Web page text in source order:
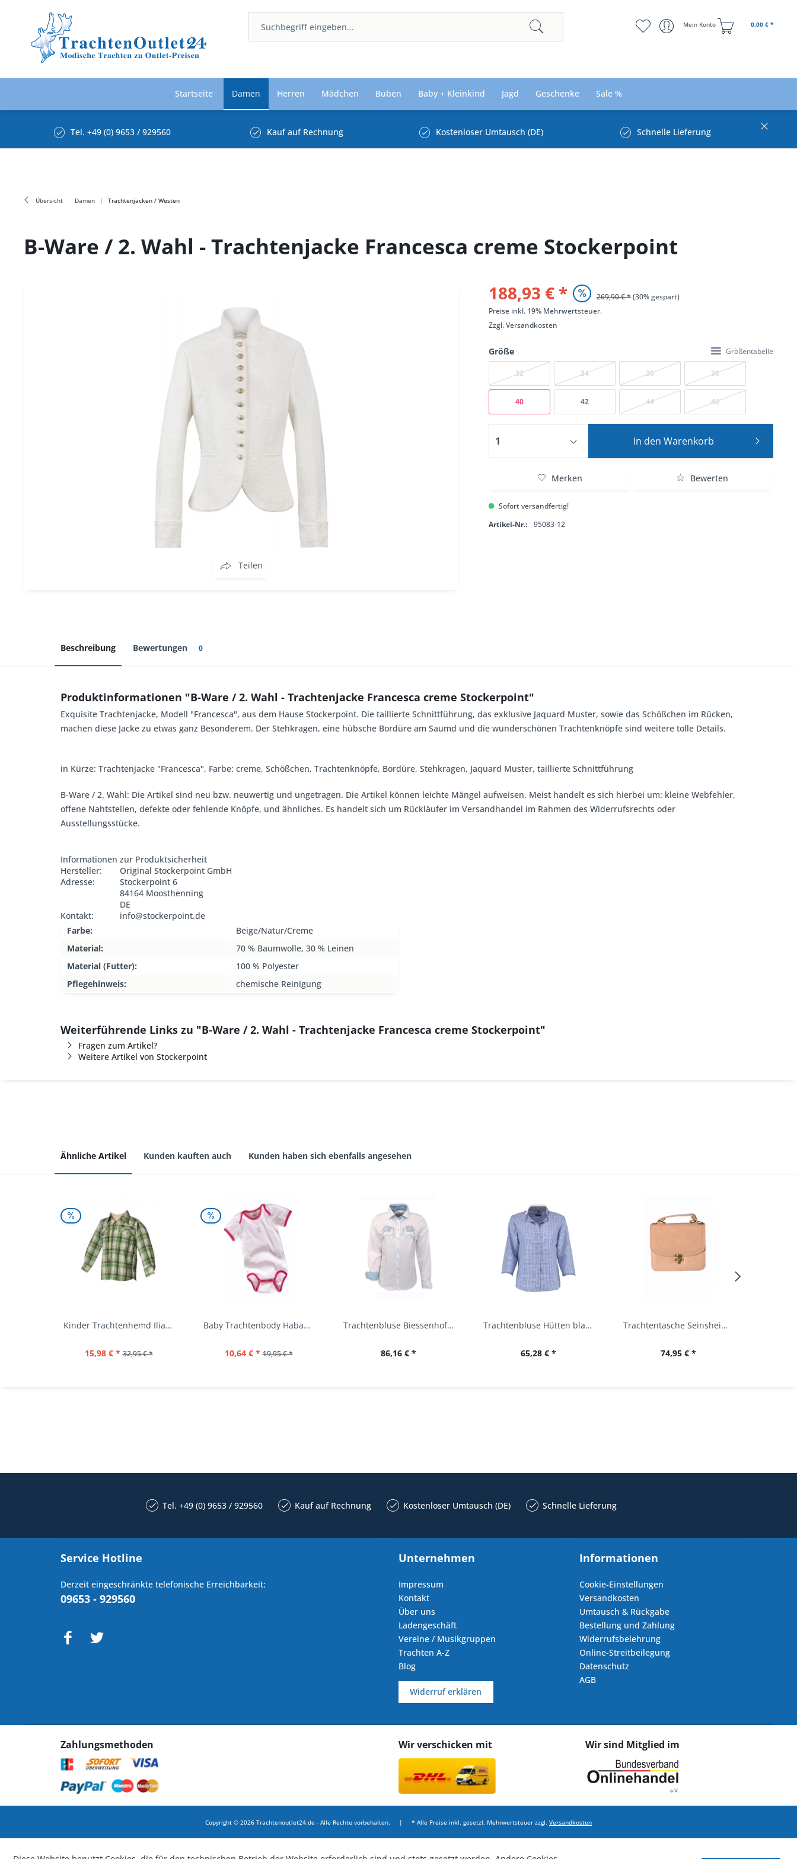
Mein Konto 0,00 € *
Startseite Damen Herren Mädchen Buben Baby + Kleinkind Jagd Geschenke Sale %
Tel. +49 (0) 9653 / 929560 Kauf auf Rechnung Kostenloser Umtausch (DE) Schnelle Lieferung
Übersicht Damen Trachtenjacken / Westen
B-Ware / 2. Wahl - Trachtenjacke Francesca creme Stockerpoint
Teilen
188,93 € * 269,90 € *(30% gespart)
Preise inkl. 19% Mehrwertsteuer.
Zzgl.Versandkosten
Größe Größentabelle
32 34 36 38
40 42 44 46
In den Warenkorb
Merken Bewerten
Sofort versandfertig!
Artikel-Nr.:
95083-12
Beschreibung Bewertungen 0
Produktinformationen "B-Ware / 2. Wahl - Trachtenjacke Francesca creme Stockerpoint"
Exquisite Trachtenjacke, Modell "Francesca", aus dem Hause Stockerpoint. Die taillierte Schnittführung, das exklusive Jaquard Muster, sowie das Schößchen im Rücken,
machen diese Jacke zu etwas ganz Besonderem. Der Stehkragen, eine hübsche Bordüre am Saumd und die wunderschönen Trachtenknöpfe sind weitere tolle Details.
in Kürze: Trachtenjacke "Francesca", Farbe: creme, Schößchen, Trachtenknöpfe, Bordüre, Stehkragen, Jaquard Muster, taillierte Schnittführung
B-Ware / 2. Wahl: Die Artikel sind neu bzw. neuwertig und ungetragen. Die Artikel können leichte Mängel aufweisen. Meist handelt es sich hierbei um: kleine Webfehler,
offene Nahtstellen, defekte oder fehlende Knöpfe, und ähnliches. Es handelt sich um Rückläufer im Versandhandel im Rahmen des Widerrufsrechts oder
Ausstellungsstücke.
Informationen zur Produktsicherheit
Hersteller:
Original Stockerpoint GmbH
Adresse:
Stockerpoint 6
84164 Moosthenning
DE
Kontakt:
info@stockerpoint.de
Farbe:
Beige/Natur/Creme
Material:
70 % Baumwolle, 30 % Leinen
Material (Futter):
100 % Polyester
Pflegehinweis:
chemische Reinigung
Weiterführende Links zu "B-Ware / 2. Wahl - Trachtenjacke Francesca creme Stockerpoint"
Fragen zum Artikel?
Weitere Artikel von Stockerpoint
Ähnliche Artikel Kunden kauften auch Kunden haben sich ebenfalls angesehen
Kinder Trachtenhemd Ilias giftgrün langarm...
15,98 € * 32,95 € *
Baby Trachtenbody Habach weiß/pink Isar Trachten
10,64 € * 19,95 € *
Trachtenbluse Biessenhofen weiß Langarm OS...
86,16 € *
Trachtenbluse Hütten blau 7/8 Arm OS Trachten
65,28 € *
Trachtentasche Seinsheim lachs rosa Werner...
74,95 € *
Tel. +49 (0) 9653 / 929560 Kauf auf Rechnung Kostenloser Umtausch (DE) Schnelle Lieferung
Service Hotline
Derzeit eingeschränkte telefonische Erreichbarkeit:
09653 - 929560
Unternehmen
Impressum
Kontakt
Über uns
Ladengeschäft
Vereine / Musikgruppen
Trachten A-Z
Blog
Widerruf erklären
Informationen
Cookie-Einstellungen
Versandkosten
Umtausch & Rückgabe
Bestellung und Zahlung
Widerrufsbelehrung
Online-Streitbeilegung
Datenschutz
AGB
Zahlungsmethoden Wir verschicken mit Wir sind Mitglied im
Copyright © 2026 Trachtenoutlet24.de - Alle Rechte vorbehalten. | * Alle Preise inkl. gesetzl. Mehrwertsteuer zzgl. Versandkosten